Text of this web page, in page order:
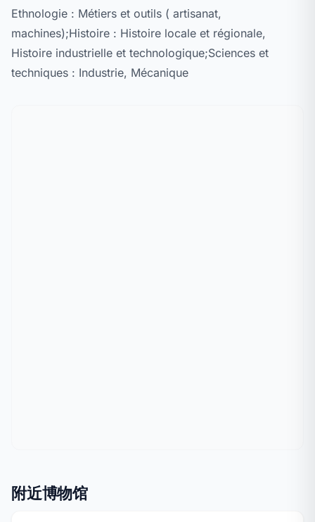
Ethnologie : Métiers et outils ( artisanat,
machines);Histoire : Histoire locale et régionale,
Histoire industrielle et technologique;Sciences et
techniques : Industrie, Mécanique
附近博物馆